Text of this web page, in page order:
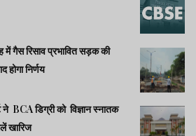
रिसाव प्रभावित सड़क की
होगा निर्णय
ने BCA डिग्री को विज्ञान स्नातक
खारिज